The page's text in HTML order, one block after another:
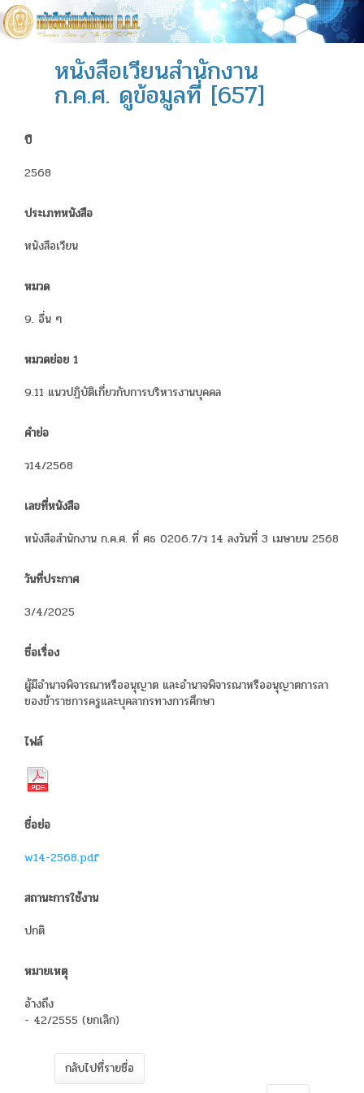
หนังสือเวียนสำนักงาน
ก.ค.ศ. ดูข้อมูลที่ [657]
ปี
2568
ประเภทหนังสือ
หนังสือเวียน
หมวด
9. อื่น ๆ
หมวดย่อย 1
9.11 แนวปฏิบัติเกี่ยวกับการบริหารงานบุคคล
คำย่อ
ว14/2568
เลขที่หนังสือ
หนังสือสำนักงาน ก.ค.ศ. ที่ ศธ 0206.7/ว 14 ลงวันที่ 3 เมษายน 2568
วันที่ประกาศ
3/4/2025
ชื่อเรื่อง
ผู้มีอำนาจพิจารณาหรืออนุญาต และอำนาจพิจารณาหรืออนุญาตการลา
ของข้าราชการครูและบุคลากรทางการศึกษา
ไฟล์
ชื่อย่อ
w14-2568.pdf
สถานะการใช้งาน
ปกติ
หมายเหตุ
อ้างถึง
- 42/2555 (ยกเลิก)
กลับไปที่รายชื่อ